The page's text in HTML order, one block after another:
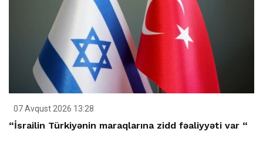
07 Avqust 2026 13:28
“İsrailin Türkiyənin maraqlarına zidd fəaliyyəti var “